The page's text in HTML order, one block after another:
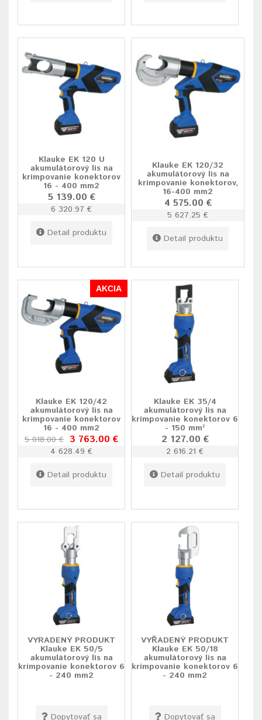
Klauke EK 120 U
akumulátorový lis na
krimpovanie konektorov
16 - 400 mm2
5 139.00 €
6 320.97 €
Detail produktu
Klauke EK 120/32
akumulátorový lis na
krimpovanie konektorov,
16-400 mm2
4 575.00 €
5 627.25 €
Detail produktu
AKCIA
Klauke EK 120/42
akumulátorový lis na
krimpovanie konektorov
16 - 400 mm2
5 018.00 € 3 763.00 €
4 628.49 €
Detail produktu
Klauke EK 35/4
akumulátorový lis na
krimpovanie konektorov 6
- 150 mm²
2 127.00 €
2 616.21 €
Detail produktu
VYRADENÝ PRODUKT
Klauke EK 50/5
akumulátorový lis na
krimpovanie konektorov 6
- 240 mm2
Dopytovať sa
VYŘADENÝ PRODUKT
Klauke EK 50/18
akumulátorový lis na
krimpovanie konektorov 6
- 240 mm2
Dopytovať sa